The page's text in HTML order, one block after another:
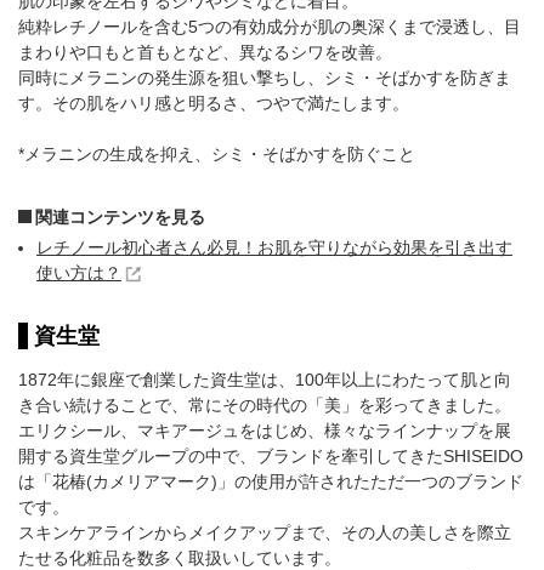
純粋レチノールを含む5つの有効成分が肌の奥深くまで浸透し、目
まわりや口もと首もとなど、異なるシワを改善。
同時にメラニンの発生源を狙い撃ちし、シミ・そばかすを防ぎま
す。その肌をハリ感と明るさ、つやで満たします。
*メラニンの生成を抑え、シミ・そばかすを防ぐこと
関連コンテンツを見る
レチノール初心者さん必見！お肌を守りながら効果を引き出す
使い方は？
資生堂
1872年に銀座で創業した資生堂は、100年以上にわたって肌と向
き合い続けることで、常にその時代の「美」を彩ってきました。
エリクシール、マキアージュをはじめ、様々なラインナップを展
開する資生堂グループの中で、ブランドを牽引してきたSHISEIDO
は「花椿(カメリアマーク)」の使用が許されたただ一つのブランド
です。
スキンケアラインからメイクアップまで、その人の美しさを際立
たせる化粧品を数多く取扱いしています。